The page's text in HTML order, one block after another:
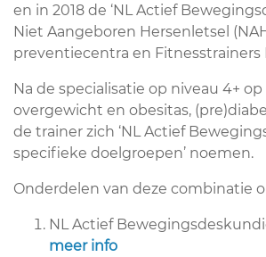
en in 2018 de ‘NL Actief
Niet Aangeboren Hersenletsel
preventiecentra en Fitnesstrainers
Na de specialisatie op niveau 4+
overgewicht en obesitas,
de trainer zich ‘NL Actief
specifieke doelgroepen’ noemen.
Onderdelen van deze combinatie
NL Actief
meer info